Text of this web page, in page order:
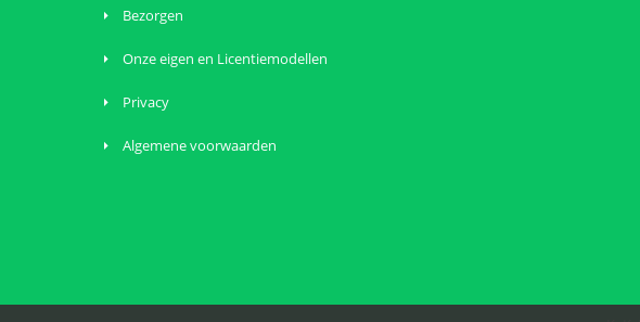
Bezorgen
Onze eigen en Licentiemodellen
Privacy
Algemene voorwaarden